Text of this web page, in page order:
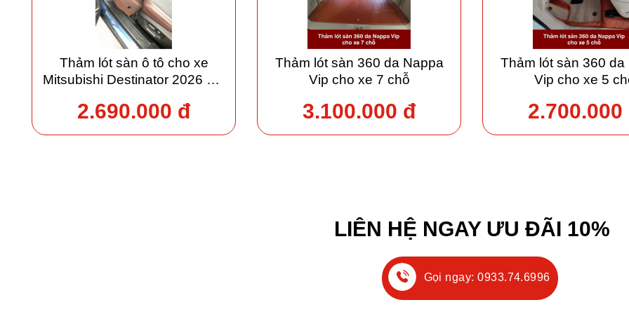
Thảm lót sàn ô tô cho xe
Mitsubishi Destinator 2026 giá
2.690.000 đ
Thảm lót sàn 360 da Nappa
Vip cho xe 7 chỗ
3.100.000 đ
Thảm lót sàn 360 da
Vip cho xe 5
2.700.000
LIÊN HỆ NGAY ƯU ĐÃI 10%
Gọi ngay: 0933.74.6996